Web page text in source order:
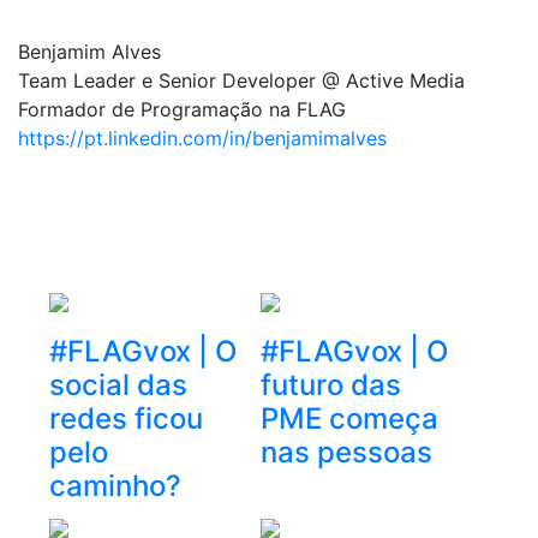
Benjamim Alves
Team Leader e Senior Developer @ Active Media
Formador de Programação na FLAG
https://pt.linkedin.com/in/benjamimalves
#FLAGvox | O
social das
redes ficou
pelo
caminho?
#FLAGvox | O
futuro das
PME começa
nas pessoas